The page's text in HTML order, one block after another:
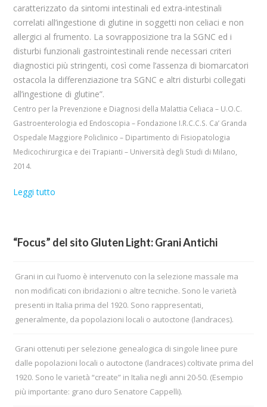
caratterizzato da sintomi intestinali ed extra-intestinali
correlati all’ingestione di glutine in soggetti non celiaci e non
allergici al frumento. La sovrapposizione tra la SGNC ed i
disturbi funzionali gastrointestinali rende necessari criteri
diagnostici più stringenti, così come l’assenza di biomarcatori
ostacola la differenziazione tra SGNC e altri disturbi collegati
all’ingestione di glutine”.
Centro per la Prevenzione e Diagnosi della Malattia Celiaca – U.O.C.
Gastroenterologia ed Endoscopia – Fondazione I.R.C.C.S. Ca’ Granda
Ospedale Maggiore Policlinico – Dipartimento di Fisiopatologia
Medicochirurgica e dei Trapianti – Università degli Studi di Milano,
2014.
Leggi tutto
“Focus” del sito Gluten Light: Grani Antichi
Grani in cui l’uomo è intervenuto con la selezione massale ma
non modificati con ibridazioni o altre tecniche. Sono le varietà
presenti in Italia prima del 1920. Sono rappresentati,
generalmente, da popolazioni locali o autoctone (landraces).
Grani ottenuti per selezione genealogica di singole linee pure
dalle popolazioni locali o autoctone (landraces) coltivate prima del
1920. Sono le varietà “create” in Italia negli anni 20-50. (Esempio
più importante: grano duro Senatore Cappelli).